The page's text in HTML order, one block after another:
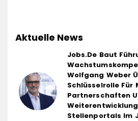
Aktuelle News
Jobs.de Baut
Wolfgang Weber
Schlüsselrolle Für
Partnerschaften
Stellenportals Im